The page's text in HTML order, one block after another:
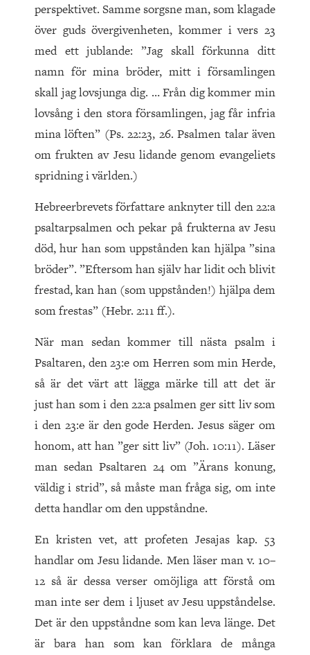
perspektivet. Samme sorgsne man, som klagade
över guds övergivenheten, kommer i vers 23
med ett jublande: ”Jag skall förkunna ditt
namn för mina bröder, mitt i församlingen
skall jag lovsjunga dig. … Från dig kommer min
lovsång i den stora församlingen, jag får infria
mina löften” (Ps. 22:23, 26. Psalmen talar även
om frukten av Jesu lidande genom evangeliets
spridning i världen.)
Hebreerbrevets författare anknyter till den 22:a
psaltarpsalmen och pekar på frukterna av Jesu
död, hur han som uppstånden kan hjälpa ”sina
bröder”. ”Eftersom han själv har lidit och blivit
frestad, kan han (som uppstånden!) hjälpa dem
som frestas” (Hebr. 2:11 ff.).
När man sedan kommer till nästa psalm i
Psaltaren, den 23:e om Herren som min Herde,
så är det värt att lägga märke till att det är
just han som i den 22:a psalmen ger sitt liv som
i den 23:e är den gode Herden. Jesus säger om
honom, att han ”ger sitt liv” (Joh. 10:11). Läser
man sedan Psaltaren 24 om ”Ärans konung,
väldig i strid”, så måste man fråga sig, om inte
detta handlar om den uppståndne.
En kristen vet, att profeten Jesajas kap. 53
handlar om Jesu lidande. Men läser man v. 10–
12 så är dessa verser omöjliga att förstå om
man inte ser dem i ljuset av Jesu uppståndelse.
Det är den uppståndne som kan leva länge. Det
är bara han som kan förklara de många